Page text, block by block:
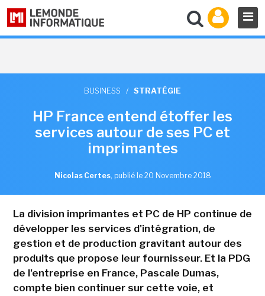
BUSINESS / STRATÉGIE
HP France entend étoffer les
services autour de ses PC et
imprimantes
Nicolas Certes, publié le 20 Novembre 2018
La division imprimantes et PC de HP continue de
développer les services d'intégration, de
gestion et de production gravitant autour des
produits que propose leur fournisseur. Et la PDG
de l'entreprise en France, Pascale Dumas,
compte bien continuer sur cette voie, et